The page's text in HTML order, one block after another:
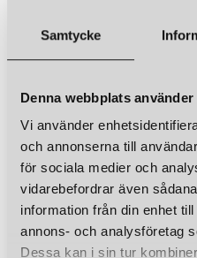
Samtycke
Denna webbplats
Vi använder
och annonserna till
för sociala medier och
vidarebefordrar även
information från din enhet
annons- och analysföretag
Dessa kan i sin tur